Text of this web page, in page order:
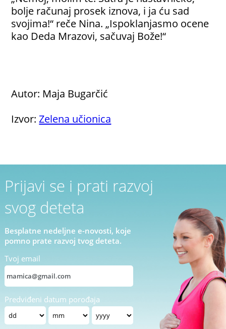
bolje računaj prosek iznova, i ja ću sad
svojima!“ reče Nina. „Ispoklanjasmo ocene
kao Deda Mrazovi, sačuvaj Bože!“
Autor: Maja Bugarčić
Izvor:Zelena učionica
Prijavi se i prati razvoj
svog deteta
Besplatne nedeljne e-novosti, koje
pomno prate razvoj tvog deteta.
Tvoj email
Predviđeni datum porođaja